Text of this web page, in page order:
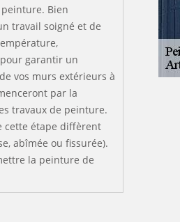
Bien
travail soigné et de
garantir un
vos murs extérieurs à
par la
travaux de peinture.
cette étape diffèrent
abîmée ou fissurée).
la peinture de